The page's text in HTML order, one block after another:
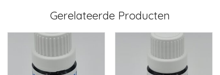
Gerelateerde Producten